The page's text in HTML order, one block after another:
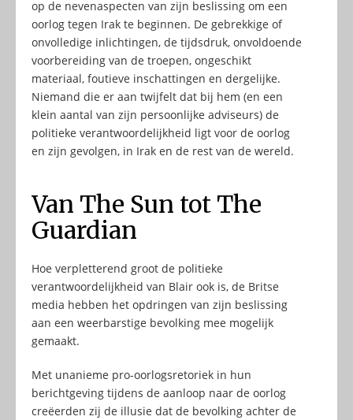
op de nevenaspecten van zijn beslissing om een
oorlog tegen Irak te beginnen. De gebrekkige of
onvolledige inlichtingen, de tijdsdruk, onvoldoende
voorbereiding van de troepen, ongeschikt
materiaal, foutieve inschattingen en dergelijke.
Niemand die er aan twijfelt dat bij hem (en een
klein aantal van zijn persoonlijke adviseurs) de
politieke verantwoordelijkheid ligt voor de oorlog
en zijn gevolgen, in Irak en de rest van de wereld.
Van The Sun tot The
Guardian
Hoe verpletterend groot de politieke
verantwoordelijkheid van Blair ook is, de Britse
media hebben het opdringen van zijn beslissing
aan een weerbarstige bevolking mee mogelijk
gemaakt.
Met unanieme pro-oorlogsretoriek in hun
berichtgeving tijdens de aanloop naar de oorlog
creëerden zij de illusie dat de bevolking achter de